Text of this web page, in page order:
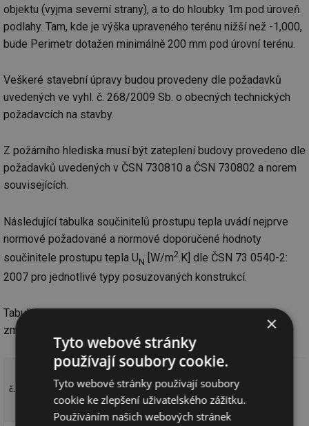
objektu (vyjma severní strany), a to do hloubky 1m pod úroveň
podlahy. Tam, kde je výška upraveného terénu nižší než -1,000,
bude Perimetr dotažen minimálně 200 mm pod úrovní terénu.
Veškeré stavební úpravy budou provedeny dle požadavků
uvedených ve vyhl. č. 268/2009 Sb. o obecných technických
požadavcích na stavby.
Z požárního hlediska musí být zateplení budovy provedeno dle
požadavků uvedených v ČSN 730810 a ČSN 730802 a norem
souvisejících.
Následující tabulka součinitelů prostupu tepla uvádí nejprve
normové požadované a normové doporučené hodnoty
součinitele prostupu tepla UN [W/m2.K] dle ČSN 73 0540-2:
2007 pro jednotlivé typy posuzovaných konstrukcí.
Tabulka obsahuje pouze konstrukce, u kterých dochází ke
změně tepelnětechnických vlastností.
č. Popis konstrukce
normové hodnoty UN
W/m2
W/m2.K
NP stávající stav
×
Tyto webové stránky
používají soubory cookie.
Tyto webové stránky používají soubory
cookie ke zlepšení uživatelského zážitku.
Používáním našich webových stránek